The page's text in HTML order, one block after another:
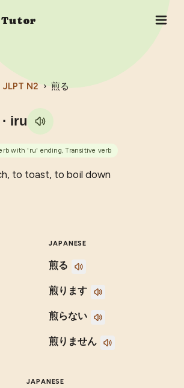
Tutor
JLPT N2 › 煎る
· iru
with 'ru' ending, Transitive verb
to toast, to boil down
JAPANESE
煎る
煎ります
煎らない
煎りません
JAPANESE